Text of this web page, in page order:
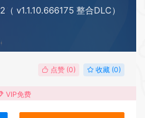
v1.1.10.666175 整合DLC）
点赞 (0) 收藏 (0)
VIP免费